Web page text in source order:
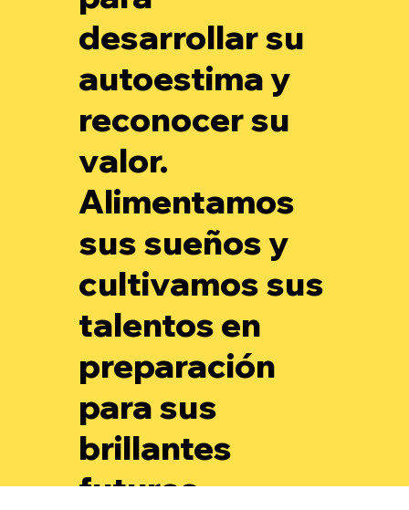
desarrollar su
autoestima y
reconocer su
valor.
Alimentamos
sus sueños y
cultivamos sus
talentos en
preparación
para sus
brillantes
futuros.